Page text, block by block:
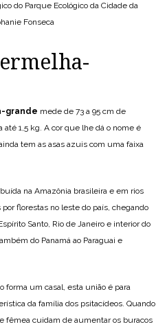
do Parque Ecológico da Cidade da
Fonseca
grande mede de 73 a 95 cm de
até 1,5 kg. A cor que lhe dá o nome é
tem as asas azuis com uma faixa
na Amazônia brasileira e em rios
florestas no leste do país, chegando
Santo, Rio de Janeiro e interior do
do Panamá ao Paraguai e
forma um casal, esta união é para
da família dos psitacídeos. Quando
fêmea cuidam de aumentar os buracos